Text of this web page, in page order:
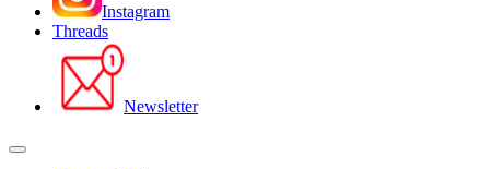
Instagram
Threads
Newsletter